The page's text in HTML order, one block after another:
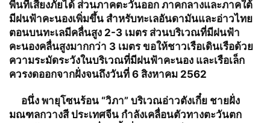
พื้นที่เสี่ยงภัยได้ ส่วนภาคตะวันออก ภาคกลางและภาคใต้
มีฝนฟ้าคะนองเพิ่มขึ้น สำหรับทะเลอันดามันและอ่าวไทย
ตอนบนทะเลมีคลื่นสูง 2-3 เมตร ส่วนบริเวณที่มีฝนฟ้า
คะนองคลื่นสูงมากกว่า 3 เมตร ขอให้ชาวเรือเดินเรือด้วย
ความระมัดระวังในบริเวณที่มีฝนฟ้าคะนอง และเรือเล็ก
ควรงดออกจากฝั่งจนถึงวันที่ 6 สิงหาคม 2562
อนึ่ง พายุโซนร้อน “วิภา” บริเวณอ่าวตังเกี๋ย ชายฝั่ง
มณฑลกวางสี ประเทศจีน กำลังเคลื่อนตัวทางตะวันตก